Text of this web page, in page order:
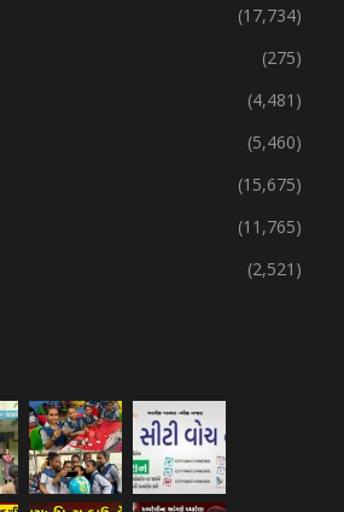
(17,734)
(275)
(4,481)
(5,460)
(15,675)
(11,765)
(2,521)